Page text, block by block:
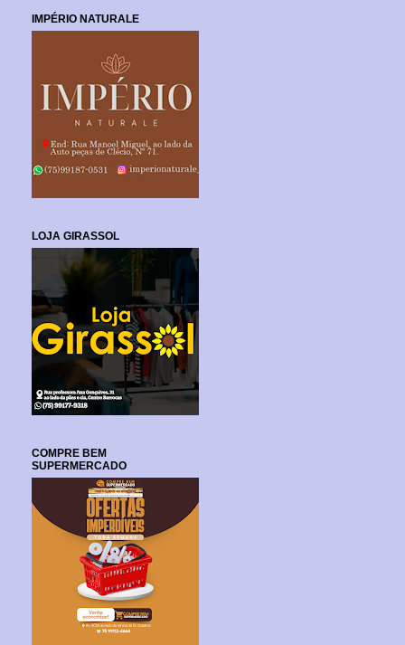
IMPÉRIO NATURALE
LOJA GIRASSOL
COMPRE BEM
SUPERMERCADO